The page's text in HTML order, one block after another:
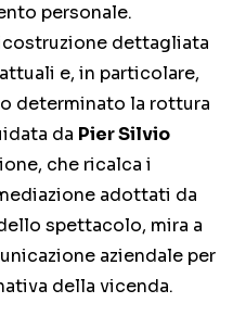
personale.
dettagliata
e, in particolare,
determinato la rottura
da Pier Silvio
che ricalca i
adottati da
spettacolo, mira a
aziendale per
della vicenda.